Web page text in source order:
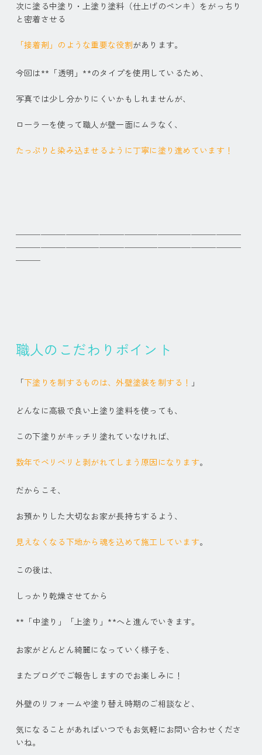
次に塗る中塗り・上塗り塗料（仕上げのペンキ）をがっちり
と密着させる
「接着剤」のような重要な役割があります。
今回は**「透明」**のタイプを使用しているため、
写真では少し分かりにくいかもしれませんが、
ローラーを使って職人が壁一面にムラなく、
たっぷりと染み込ませるように丁寧に塗り進めています！
───────────────────────────
───────────────────────────
───
職人のこだわりポイント
「下塗りを制するものは、外壁塗装を制する！ 」
どんなに高級で良い上塗り塗料を使っても、
この下塗りがキッチリ塗れていなければ、
数年でベリベリと剥がれてしまう原因になります。
だからこそ、
お預かりした大切なお家が長持ちするよう、
見えなくなる下地から魂を込めて施工しています。
この後は、
しっかり乾燥させてから
**「中塗り」「上塗り」**へと進んでいきます。
お家がどんどん綺麗になっていく様子を、
またブログでご報告しますのでお楽しみに！
外壁のリフォームや塗り替え時期のご相談など、
気になることがあればいつでもお気軽にお問い合わせくださ
いね。